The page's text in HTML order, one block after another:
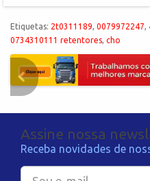
Etiquetas: 2t0311189, 0079972247,
0734310111 retentores, cho
Assine nossa
Receba novidades de